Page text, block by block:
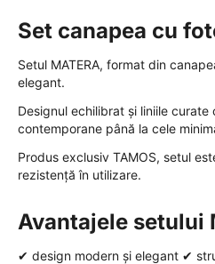
Set canapea cu
Setul MATERA, format din
elegant.
Designul echilibrat și liniile
contemporane până la cele
Produs exclusiv TAMOS, setul
rezistență în utilizare.
Avantajele setului
✔ design modern și elegant ✔